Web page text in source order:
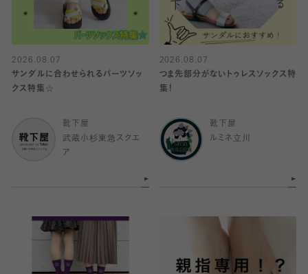
2026.08.07
サンダルに合わせられるパーツソッ
クス特集☆
靴下屋
武蔵小杉東急スクエ
ア
2026.08.07
つま先部分がないトゥレスソックス特
集！
靴下屋
ルミネ立川